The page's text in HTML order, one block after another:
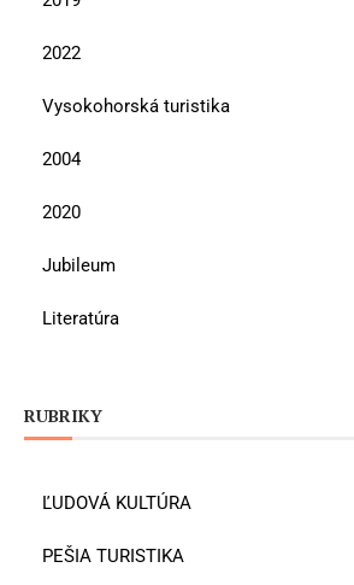
2022
Vysokohorská turistika
2004
2020
Jubileum
Literatúra
RUBRIKY
ĽUDOVÁ KULTÚRA
PEŠIA TURISTIKA